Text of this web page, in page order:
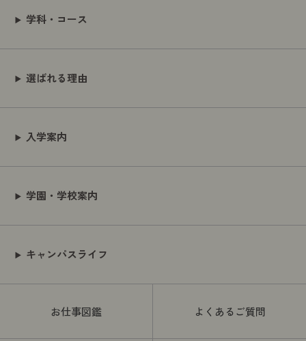
学科・コース
選ばれる理由
入学案内
学園・学校案内
キャンパスライフ
お仕事図鑑 よくあるご質問